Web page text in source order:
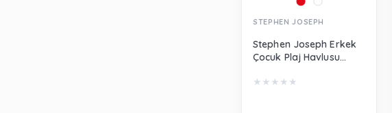
STEPHEN JOSEPH
Stephen Joseph Erkek
Çocuk Plaj Havlusu
SJ100480C
★ ★ ★ ★ ★